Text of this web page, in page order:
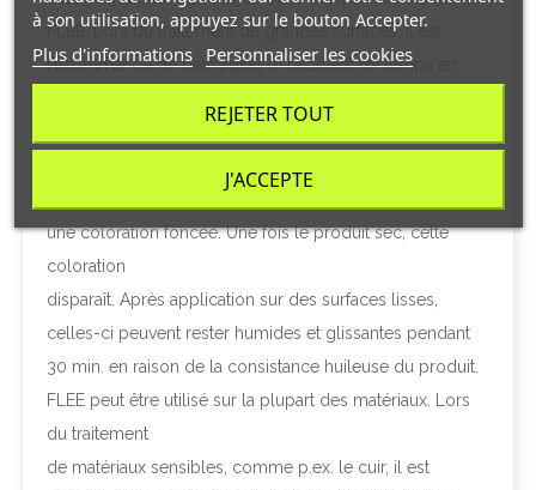
FLEE. Lors du traitement de grandes surfaces, il est
recommandé de bien agiter le récipient de temps en
d’assurer une application régulière du produit. Pendant
une coloration foncée. Une fois le produit sec, cette
coloration
disparaît. Après application sur des surfaces lisses,
celles-ci peuvent rester humides et glissantes pendant
30 min. en raison de la consistance huileuse du produit.
FLEE peut être utilisé sur la plupart des matériaux. Lors
du traitement
de matériaux sensibles, comme p.ex. le cuir, il est
à son utilisation, appuyez sur le bouton Accepter.
Plus d'informations Personnaliser les cookies
REJETER TOUT
J'ACCEPTE